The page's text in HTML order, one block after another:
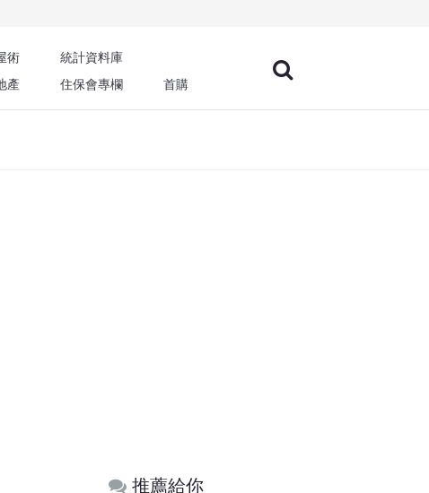
術
統計資料庫
產 住保會專欄 首購
推薦給你